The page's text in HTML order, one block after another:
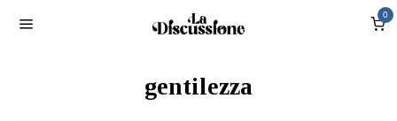
0
gentilezza